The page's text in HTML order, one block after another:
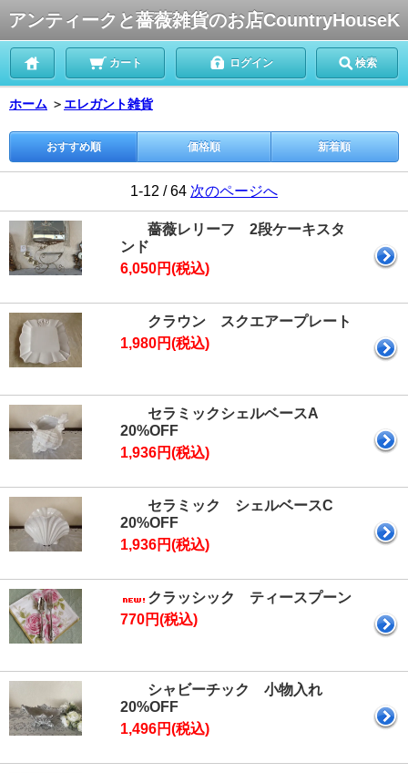
アンティークと薔薇雑貨のお店CountryHouseK
カート ログイン 検索
ホーム ＞ エレガント雑貨
おすすめ順 価格順 新着順
1-12 / 64 次のページへ
薔薇レリーフ 2段ケーキスタ
ンド
6,050円(税込)
クラウン スクエアープレート
1,980円(税込)
セラミックシェルベースA
20%OFF
1,936円(税込)
セラミック シェルベースC
20%OFF
1,936円(税込)
クラッシック ティースプーン
770円(税込)
シャビーチック 小物入れ
20%OFF
1,496円(税込)